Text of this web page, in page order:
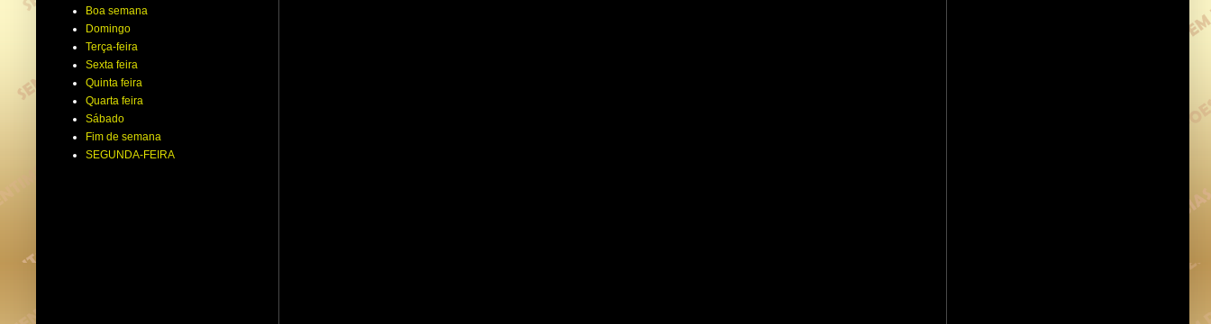
Boa semana
Domingo
Terça-feira
Sexta feira
Quinta feira
Quarta feira
Sábado
Fim de semana
SEGUNDA-FEIRA